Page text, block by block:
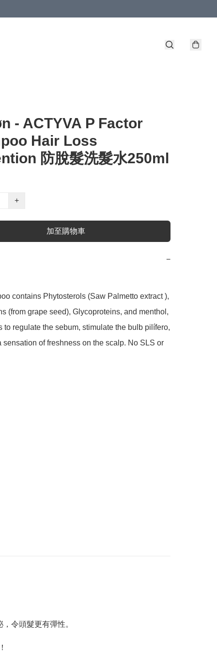
- ACTYVA P Factor
Hair Loss
防脫髮洗髮水250ml
+
加至購物車
−
contains Phytosterols (Saw Palmetto extract ),
(from grape seed), Glycoproteins, and menthol,
to regulate the sebum, stimulate the bulb pilífero,
sensation of freshness on the scalp. No SLS or
令頭髮更有彈性。